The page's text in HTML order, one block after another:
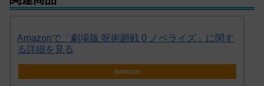
Amazonで「劇場版 呪術廻戦 0 ノベライズ」に関す
る詳細を見る
Amazon